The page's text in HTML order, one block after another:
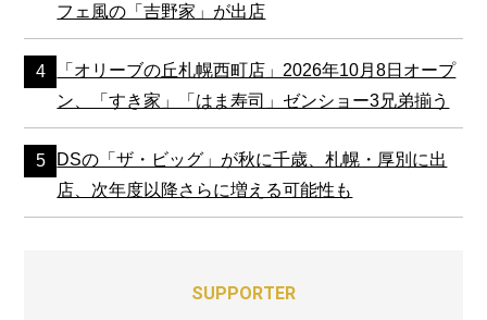
フェ風の「吉野家」が出店
「オリーブの丘札幌西町店」2026年10月8日オープ
ン、「すき家」「はま寿司」ゼンショー3兄弟揃う
DSの「ザ・ビッグ」が秋に千歳、札幌・厚別に出
店、次年度以降さらに増える可能性も
SUPPORTER